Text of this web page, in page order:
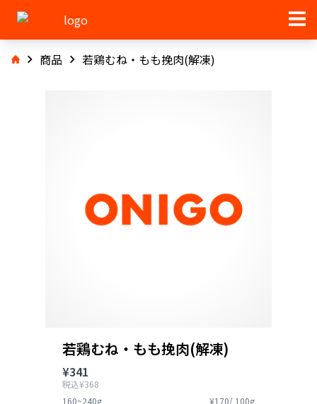
商品 若鶏むね・もも挽肉(解凍)
若鶏むね・もも挽肉(解凍)
¥341
税込¥368
160~240g
¥170/ 100g